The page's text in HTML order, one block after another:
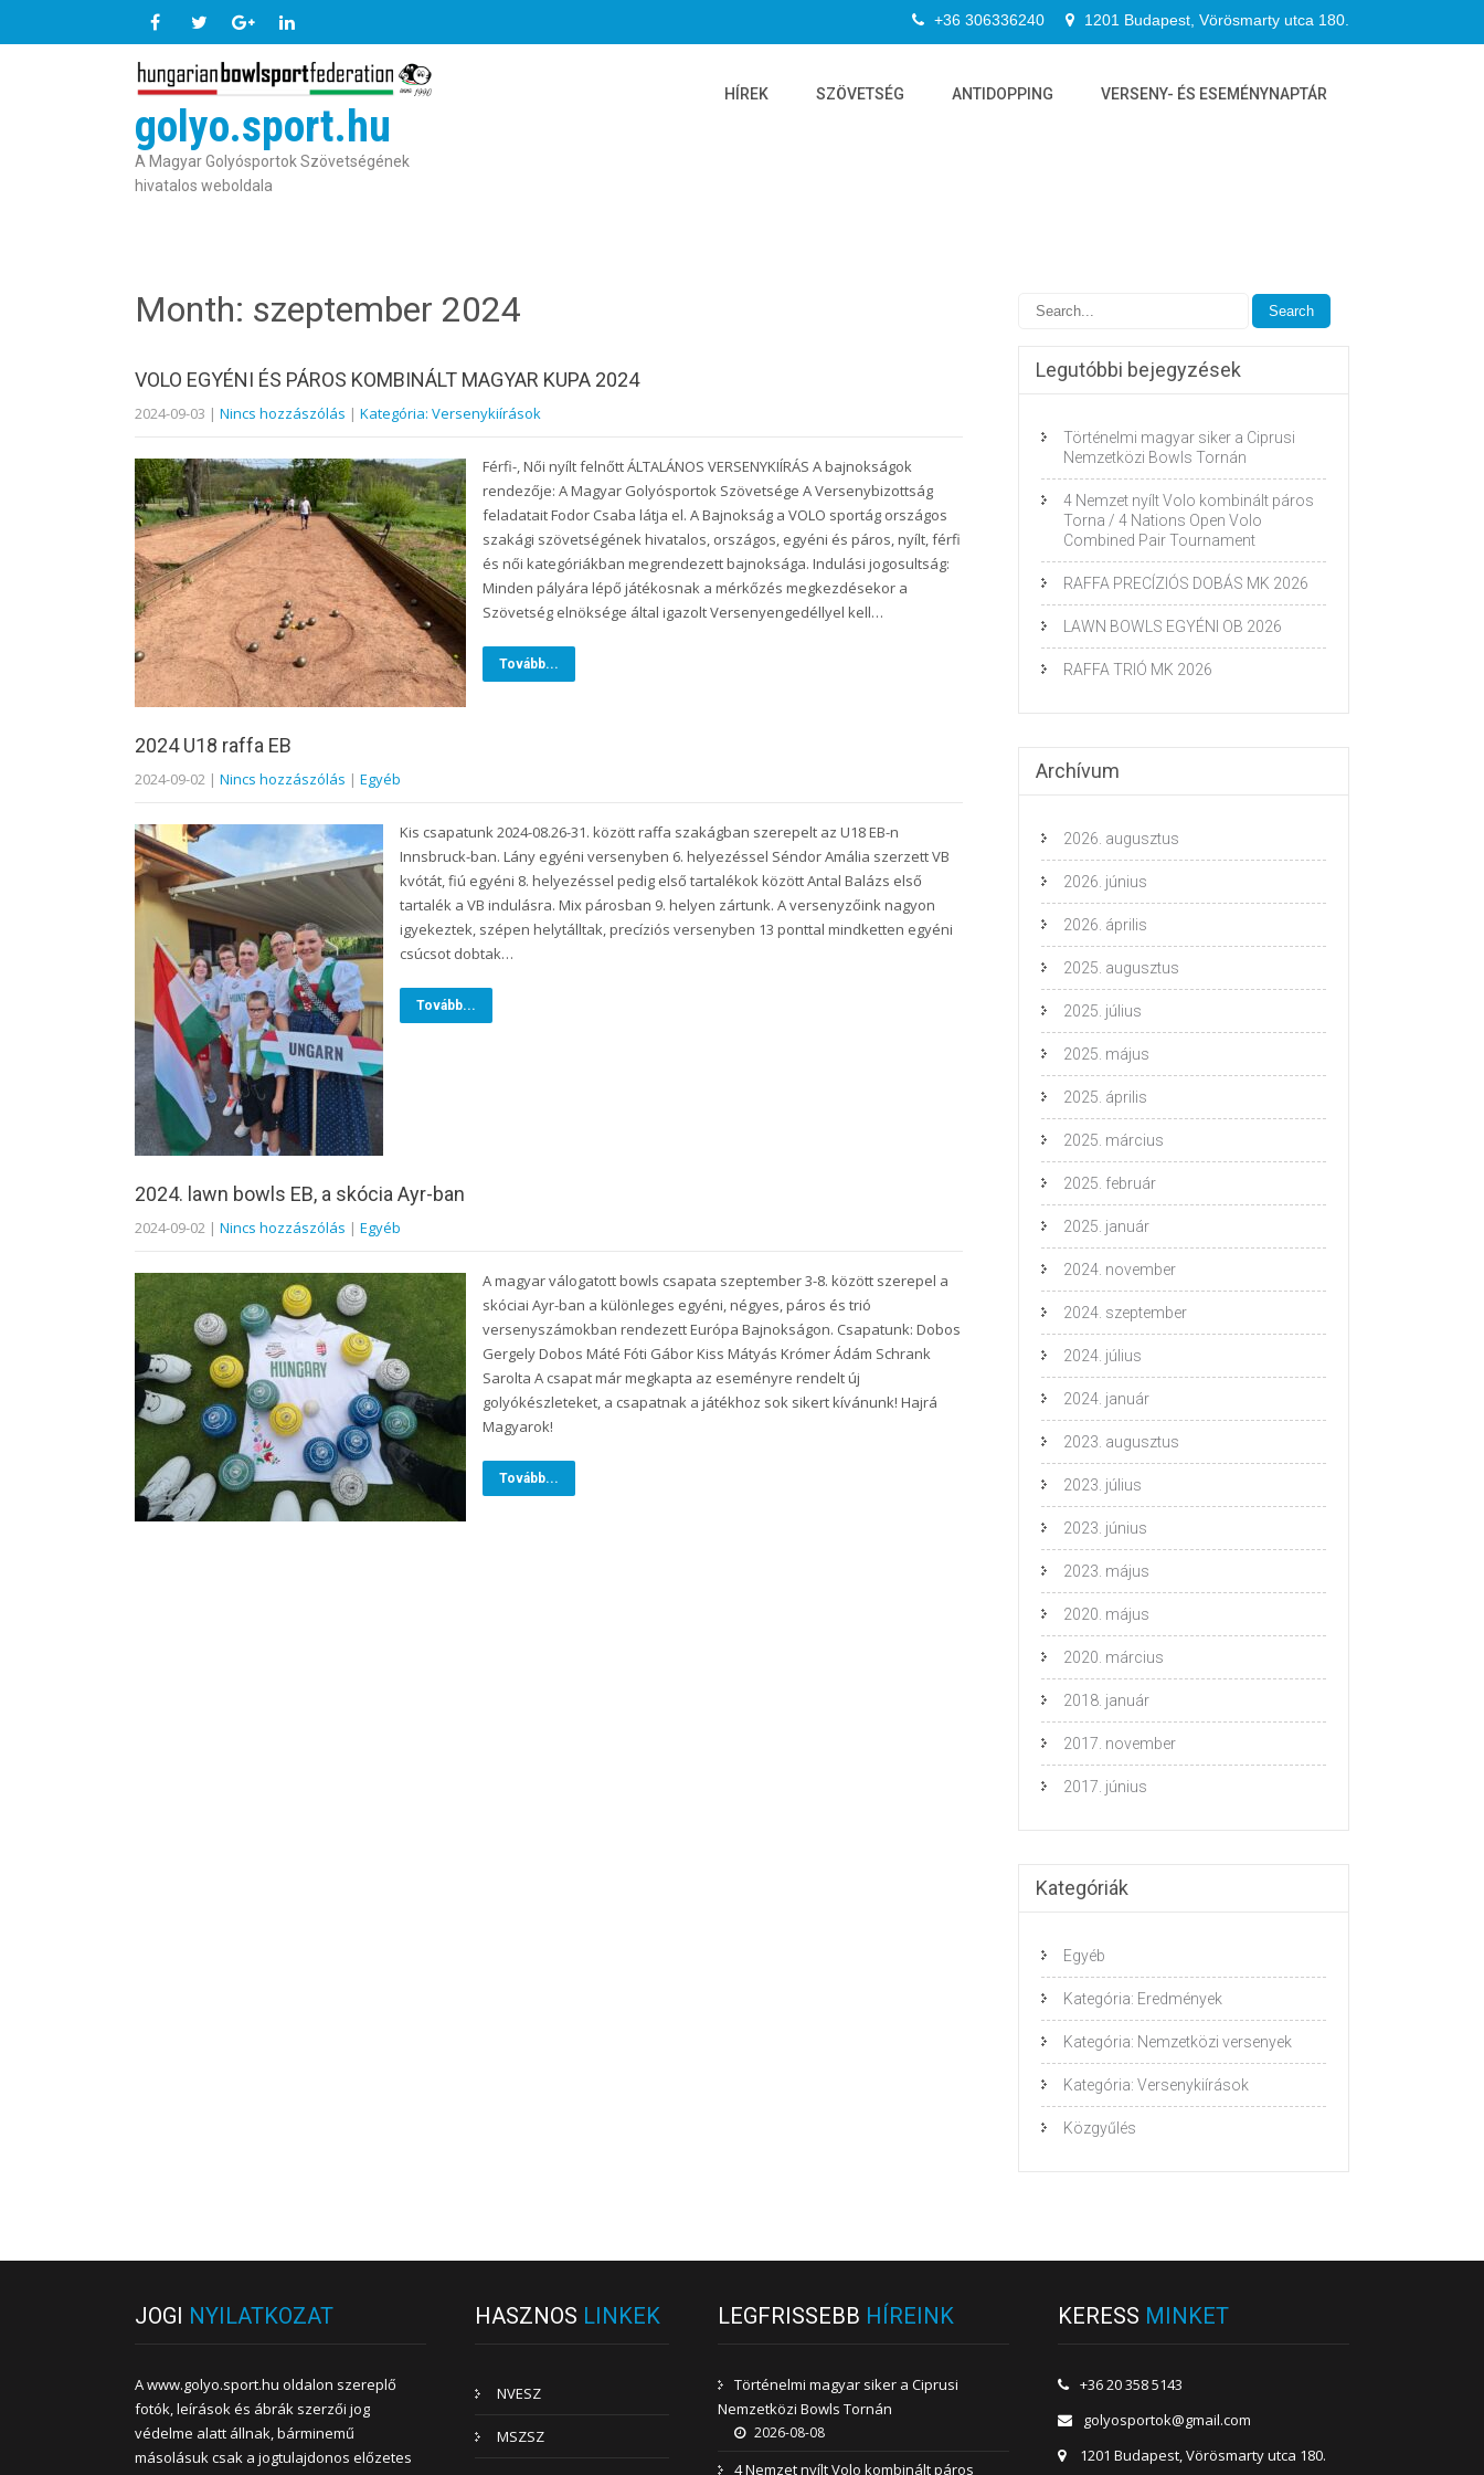
+36 306336240 1201 Budapest, Vörösmarty utca 180.
golyo.sport.hu
A Magyar Golyósportok Szövetségének
hivatalos weboldala
HÍREK SZÖVETSÉG ANTIDOPPING VERSENY- ÉS ESEMÉNYNAPTÁR
Month: szeptember 2024
VOLO EGYÉNI ÉS PÁROS KOMBINÁLT MAGYAR KUPA 2024
2024-09-03 | Nincs hozzászólás | Kategória: Versenykiírások
Férfi-, Női nyílt felnőtt ÁLTALÁNOS VERSENYKIÍRÁS A bajnokságok
rendezője: A Magyar Golyósportok Szövetsége A Versenybizottság
feladatait Fodor Csaba látja el. A Bajnokság a VOLO sportág országos
szakági szövetségének hivatalos, országos, egyéni és páros, nyílt, férfi
és női kategóriákban megrendezett bajnoksága. Indulási jogosultság:
Minden pályára lépő játékosnak a mérkőzés megkezdésekor a
Szövetség elnöksége által igazolt Versenyengedéllyel kell…
Tovább...
2024 U18 raffa EB
2024-09-02 | Nincs hozzászólás | Egyéb
Kis csapatunk 2024-08.26-31. között raffa szakágban szerepelt az U18 EB-n
Innsbruck-ban. Lány egyéni versenyben 6. helyezéssel Séndor Amália szerzett VB
kvótát, fiú egyéni 8. helyezéssel pedig első tartalékok között Antal Balázs első
tartalék a VB indulásra. Mix párosban 9. helyen zártunk. A versenyzőink nagyon
igyekeztek, szépen helytálltak, precíziós versenyben 13 ponttal mindketten egyéni
csúcsot dobtak…
Tovább...
2024. lawn bowls EB, a skócia Ayr-ban
2024-09-02 | Nincs hozzászólás | Egyéb
A magyar válogatott bowls csapata szeptember 3-8. között szerepel a
skóciai Ayr-ban a különleges egyéni, négyes, páros és trió
versenyszámokban rendezett Európa Bajnokságon. Csapatunk: Dobos
Gergely Dobos Máté Fóti Gábor Kiss Mátyás Krómer Ádám Schrank
Sarolta A csapat már megkapta az eseményre rendelt új
golyókészleteket, a csapatnak a játékhoz sok sikert kívánunk! Hajrá
Magyarok!
Tovább...
Legutóbbi bejegyzések
Történelmi magyar siker a Ciprusi
Nemzetközi Bowls Tornán
4 Nemzet nyílt Volo kombinált páros
Torna / 4 Nations Open Volo
Combined Pair Tournament
RAFFA PRECÍZIÓS DOBÁS MK 2026
LAWN BOWLS EGYÉNI OB 2026
RAFFA TRIÓ MK 2026
Archívum
2026. augusztus
2026. június
2026. április
2025. augusztus
2025. július
2025. május
2025. április
2025. március
2025. február
2025. január
2024. november
2024. szeptember
2024. július
2024. január
2023. augusztus
2023. július
2023. június
2023. május
2020. május
2020. március
2018. január
2017. november
2017. június
Kategóriák
Egyéb
Kategória: Eredmények
Kategória: Nemzetközi versenyek
Kategória: Versenykiírások
Közgyűlés
JOGI NYILATKOZAT
A www.golyo.sport.hu oldalon szereplő
fotók, leírások és ábrák szerzői jog
védelme alatt állnak, bárminemű
másolásuk csak a jogtulajdonos előzetes
HASZNOS LINKEK
NVESZ
MSZSZ
LEGFRISSEBB HÍREINK
Történelmi magyar siker a Ciprusi
Nemzetközi Bowls Tornán
2026-08-08
4 Nemzet nyílt Volo kombinált páros
KERESS MINKET
+36 20 358 5143
golyosportok@gmail.com
1201 Budapest, Vörösmarty utca 180.